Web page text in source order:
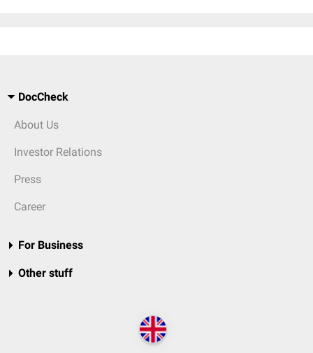
DocCheck
About Us
Investor Relations
Press
Career
For Business
Other stuff